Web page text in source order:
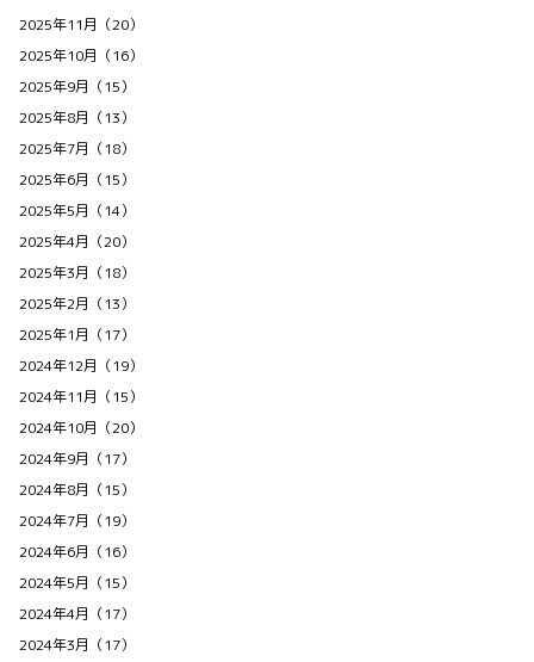
2025年11月（20）
2025年10月（16）
2025年9月（15）
2025年8月（13）
2025年7月（18）
2025年6月（15）
2025年5月（14）
2025年4月（20）
2025年3月（18）
2025年2月（13）
2025年1月（17）
2024年12月（19）
2024年11月（15）
2024年10月（20）
2024年9月（17）
2024年8月（15）
2024年7月（19）
2024年6月（16）
2024年5月（15）
2024年4月（17）
2024年3月（17）